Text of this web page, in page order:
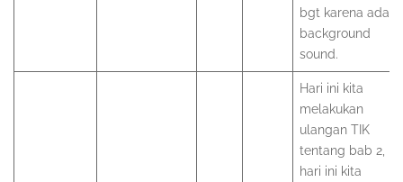
bgt karena ada
background
sound.
Hari ini kita
melakukan
ulangan TIK
tentang bab 2,
hari ini kita